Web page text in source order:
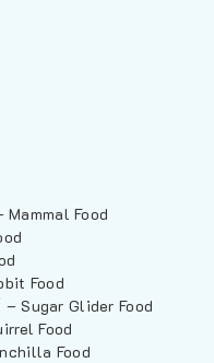
Food
Food
Sugar Glider Food
Food
Food